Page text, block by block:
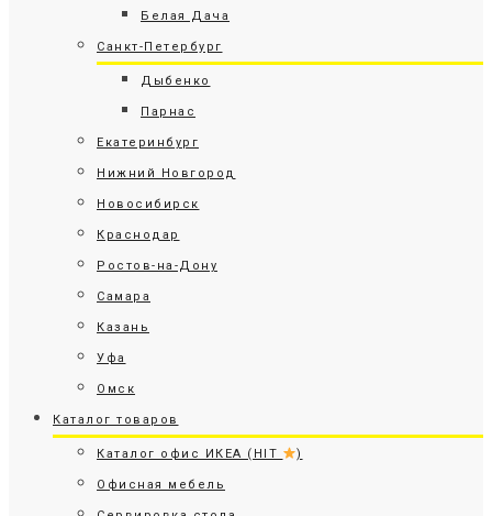
Белая Дача
Санкт-Петербург
Дыбенко
Парнас
Екатеринбург
Нижний Новгород
Новосибирск
Краснодар
Ростов-на-Дону
Самара
Казань
Уфа
Омск
Каталог товаров
Каталог офис ИКЕА (HIT )
Офисная мебель